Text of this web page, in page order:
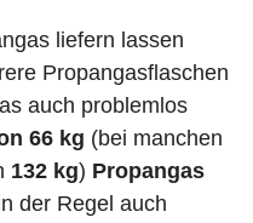
liefern lassen
Propangasflaschen
auch problemlos
66 kg (bei manchen
132 kg) Propangas
der Regel auch